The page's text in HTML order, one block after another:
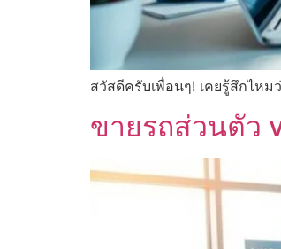
สวัสดีครับเพื่อนๆ! เคยรู้สึกไห
ขายรถส่วนตัว